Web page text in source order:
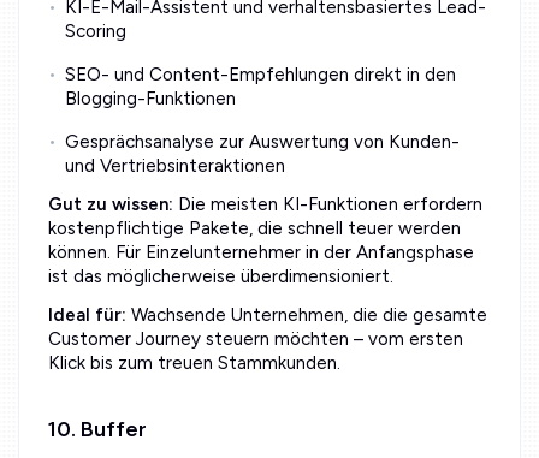
KI-E-Mail-Assistent und verhaltensbasiertes Lead-
Scoring
SEO- und Content-Empfehlungen direkt in den
Blogging-Funktionen
Gesprächsanalyse zur Auswertung von Kunden-
und Vertriebsinteraktionen
Gut zu wissen: Die meisten KI-Funktionen erfordern
kostenpflichtige Pakete, die schnell teuer werden
können. Für Einzelunternehmer in der Anfangsphase
ist das möglicherweise überdimensioniert.
Ideal für: Wachsende Unternehmen, die die gesamte
Customer Journey steuern möchten – vom ersten
Klick bis zum treuen Stammkunden.
10. Buffer